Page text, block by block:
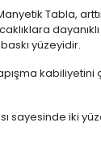
Tabla,
yüzeyidir.
sayesinde iki